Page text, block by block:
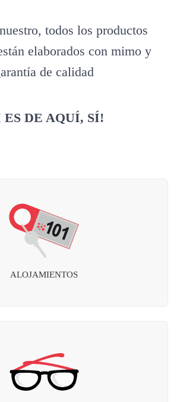
todos los productos
elaborados con mimo y
de calidad
ES DE AQUÍ, SÍ!
ALOJAMIENTOS